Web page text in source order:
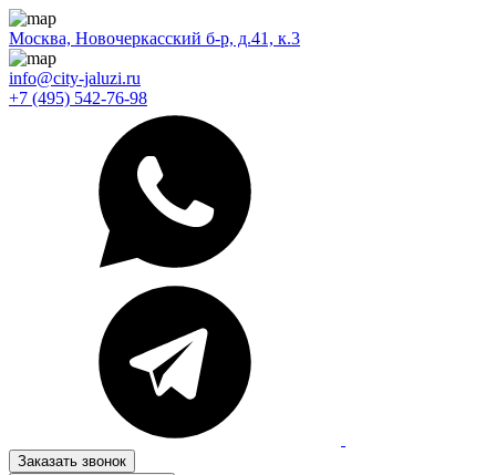
Москва, Новочеркасский б-р, д.41, к.3
info@city-jaluzi.ru
+7 (495) 542-76-98
Заказать звонок